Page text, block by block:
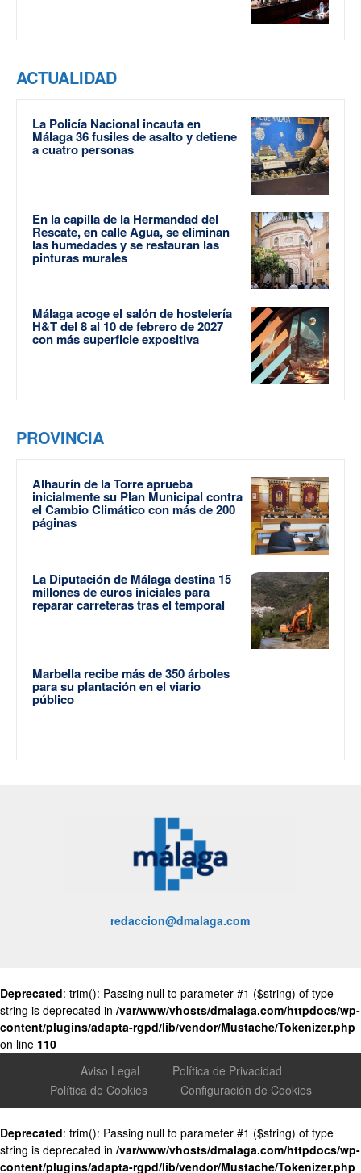
ACTUALIDAD
La Policía Nacional incauta en
Málaga 36 fusiles de asalto y detiene
a cuatro personas
En la capilla de la Hermandad del
Rescate, en calle Agua, se eliminan
las humedades y se restauran las
pinturas murales
Málaga acoge el salón de hostelería
H&T del 8 al 10 de febrero de 2027
con más superficie expositiva
PROVINCIA
Alhaurín de la Torre aprueba
inicialmente su Plan Municipal contra
el Cambio Climático con más de 200
páginas
La Diputación de Málaga destina 15
millones de euros iniciales para
reparar carreteras tras el temporal
Marbella recibe más de 350 árboles
para su plantación en el viario
público
redaccion@dmalaga.com
Deprecated: trim(): Passing null to parameter #1 ($string) of type
string is deprecated in /var/www/vhosts/dmalaga.com/httpdocs/wp-
content/plugins/adapta-rgpd/lib/vendor/Mustache/Tokenizer.php
on line 110
Aviso Legal
Política de Privacidad
Política de Cookies
Configuración de Cookies
Deprecated: trim(): Passing null to parameter #1 ($string) of type
string is deprecated in /var/www/vhosts/dmalaga.com/httpdocs/wp-
content/plugins/adapta-rgpd/lib/vendor/Mustache/Tokenizer.php